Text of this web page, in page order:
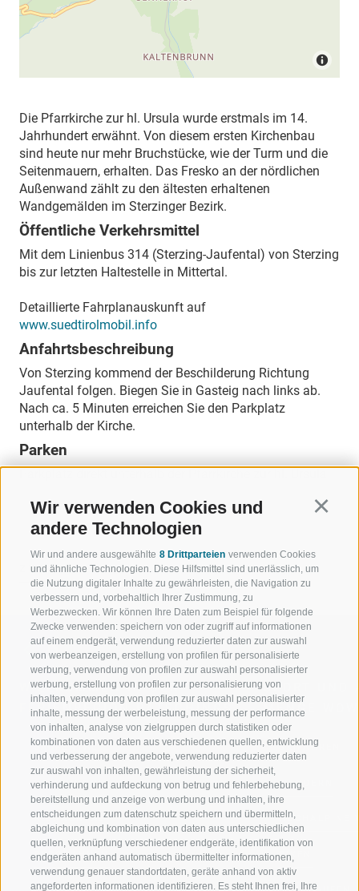
Wir verwenden Cookies und
andere Technologien
Wir und andere ausgewählte 8 Drittparteien verwenden Cookies
und ähnliche Technologien. Diese Hilfsmittel sind unerlässlich, um
die Nutzung digitaler Inhalte zu gewährleisten, die Navigation zu
verbessern und, vorbehaltlich Ihrer Zustimmung, zu
Werbezwecken. Wir können Ihre Daten zum Beispiel für folgende
Zwecke verwenden: speichern von oder zugriff auf informationen
auf einem endgerät, verwendung reduzierter daten zur auswahl
von werbeanzeigen, erstellung von profilen für personalisierte
werbung, verwendung von profilen zur auswahl personalisierter
werbung, erstellung von profilen zur personalisierung von
inhalten, verwendung von profilen zur auswahl personalisierter
inhalte, messung der werbeleistung, messung der performance
von inhalten, analyse von zielgruppen durch statistiken oder
kombinationen von daten aus verschiedenen quellen, entwicklung
und verbesserung der angebote, verwendung reduzierter daten
zur auswahl von inhalten, gewährleistung der sicherheit,
verhinderung und aufdeckung von betrug und fehlerbehebung,
bereitstellung und anzeige von werbung und inhalten, ihre
entscheidungen zum datenschutz speichern und übermitteln,
abgleichung und kombination von daten aus unterschiedlichen
quellen, verknüpfung verschiedener endgeräte, identifikation von
endgeräten anhand automatisch übermittelter informationen,
verwendung genauer standortdaten, geräte anhand von aktiv
angeforderten informationen identifizieren. Es steht Ihnen frei, Ihre
Die Pfarrkirche zur hl. Ursula wurde erstmals im 14.
Jahrhundert erwähnt. Von diesem ersten Kirchenbau
sind heute nur mehr Bruchstücke, wie der Turm und die
Seitenmauern, erhalten. Das Fresko an der nördlichen
Außenwand zählt zu den ältesten erhaltenen
Wandgemälden im Sterzinger Bezirk.
Öffentliche Verkehrsmittel
Mit dem Linienbus 314 (Sterzing-Jaufental) von Sterzing
bis zur letzten Haltestelle in Mittertal.
Detaillierte Fahrplanauskunft auf
www.suedtirolmobil.info
Anfahrtsbeschreibung
Von Sterzing kommend der Beschilderung Richtung
Jaufental folgen. Biegen Sie in Gasteig nach links ab.
Nach ca. 5 Minuten erreichen Sie den Parkplatz
unterhalb der Kirche.
Parken
ZURÜCK
WILLKOMMEN IN DER
FERIENREGION RATSCHINGS
JAUFENTAL
RATSCHINGS
RIDNAUNTAL
BERGBAHNEN
SPORT UND
MENGE
SKIFAHREN
WANDERN
HOCHALPINE
BIKEN